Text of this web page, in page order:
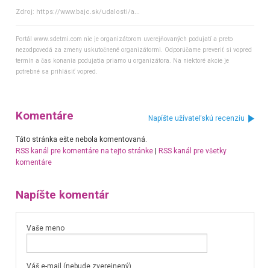
Zdroj: https://www.bajc.sk/udalosti/a...
Portál www.sdetmi.com nie je organizátorom uverejňovaných podujatí a preto
nezodpovedá za zmeny uskutočnené organizátormi. Odporúčame preveriť si vopred
termín a čas konania podujatia priamo u organizátora. Na niektoré akcie je
potrebné sa prihlásiť vopred.
Komentáre Napíšte užívateľskú recenziu
Táto stránka ešte nebola komentovaná.
RSS kanál pre komentáre na tejto stránke|
RSS kanál pre všetky
komentáre
Napíšte komentár
Vaše meno